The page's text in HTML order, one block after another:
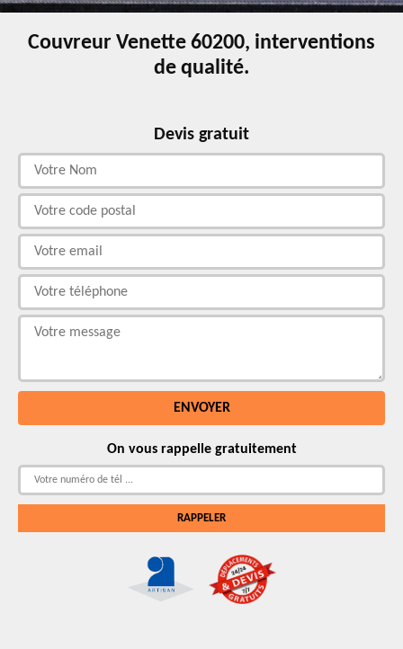
Couvreur Venette 60200, interventions
de qualité.
Devis gratuit
On vous rappelle gratuitement